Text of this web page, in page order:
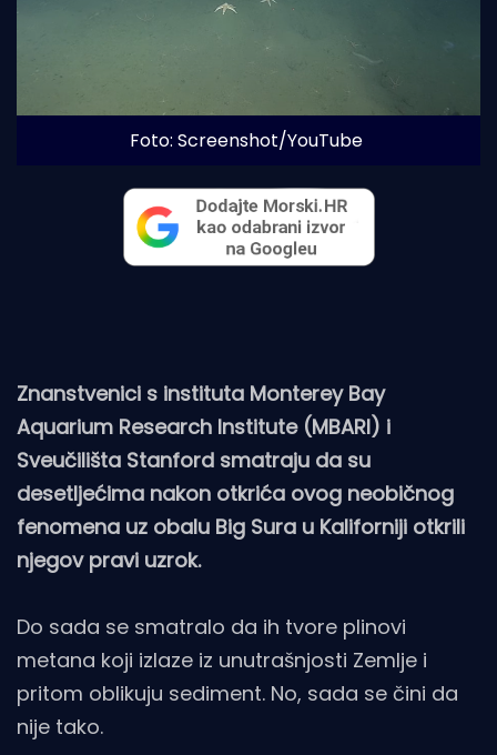
Foto: Screenshot/YouTube
Znanstvenici s instituta Monterey Bay
Aquarium Research Institute (MBARI) i
Sveučilišta Stanford smatraju da su
desetljećima nakon otkrića ovog neobičnog
fenomena uz obalu Big Sura u Kaliforniji otkrili
njegov pravi uzrok.
Do sada se smatralo da ih tvore plinovi
metana koji izlaze iz unutrašnjosti Zemlje i
pritom oblikuju sediment. No, sada se čini da
nije tako.